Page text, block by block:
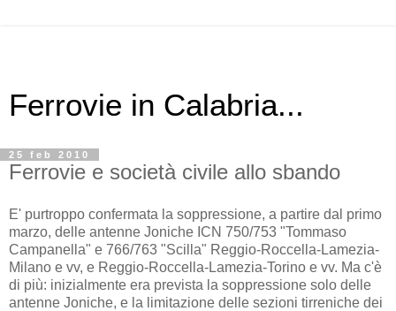
Ferrovie in Calabria...
25 feb 2010
Ferrovie e società civile allo sbando
E' purtroppo confermata la soppressione, a partire dal primo
marzo, delle antenne Joniche ICN 750/753 "Tommaso
Campanella" e 766/763 "Scilla" Reggio-Roccella-Lamezia-
Milano e vv, e Reggio-Roccella-Lamezia-Torino e vv. Ma c'è
di più: inizialmente era prevista la soppressione solo delle
antenne Joniche, e la limitazione delle sezioni tirreniche dei